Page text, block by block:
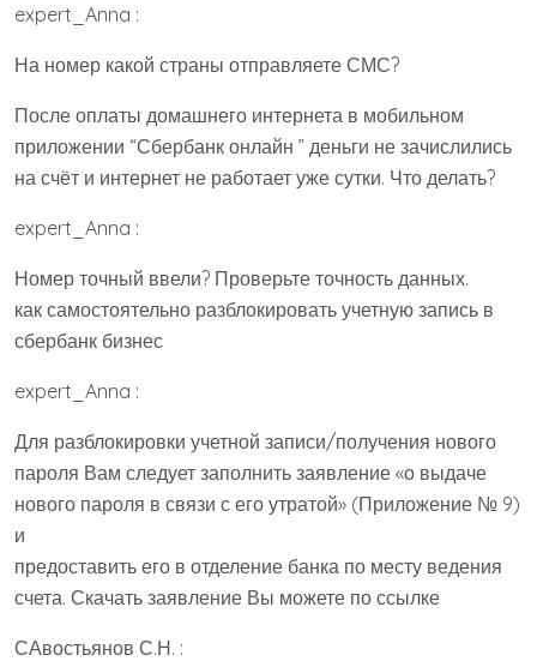
expert_Anna :
На номер какой страны отправляете СМС?
После оплаты домашнего интернета в мобильном
приложении “Сбербанк онлайн ” деньги не зачислились
на счёт и интернет не работает уже сутки. Что делать?
expert_Anna :
Номер точный ввели? Проверьте точность данных.
как самостоятельно разблокировать учетную запись в
сбербанк бизнес
expert_Anna :
Для разблокировки учетной записи/получения нового
пароля Вам следует заполнить заявление «о выдаче
нового пароля в связи с его утратой» (Приложение № 9)
и
предоставить его в отделение банка по месту ведения
счета. Скачать заявление Вы можете по ссылке
САвостьянов С.Н. :